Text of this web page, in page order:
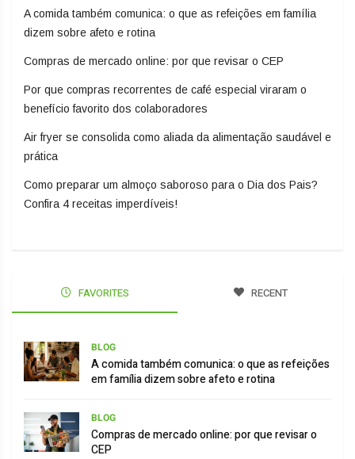
A comida também comunica: o que as refeições em família
dizem sobre afeto e rotina
Compras de mercado online: por que revisar o CEP
Por que compras recorrentes de café especial viraram o
benefício favorito dos colaboradores
Air fryer se consolida como aliada da alimentação saudável e
prática
Como preparar um almoço saboroso para o Dia dos Pais?
Confira 4 receitas imperdíveis!
FAVORITES RECENT
BLOG
A comida também comunica: o que as refeições
em família dizem sobre afeto e rotina
BLOG
Compras de mercado online: por que revisar o
CEP